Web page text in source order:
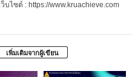
บไซต์ : https://www.kruachieve.com
เพิ่มเติมจากผู้เขียน